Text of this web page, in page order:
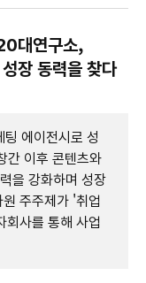
대연구소,
장 동력을 찾다
에이전시로 성
간 이후 콘텐츠와
을 강화하며 성장
주주제가 '취업
회사를 통해 사업